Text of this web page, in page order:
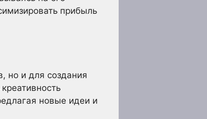
прибыль
но и для создания
новые идеи и